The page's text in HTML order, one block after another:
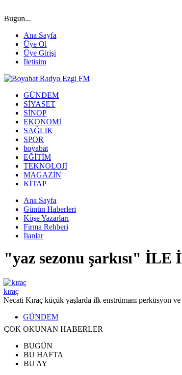
Bugun...
Ana Sayfa
Üye Ol
Üye Girişi
İletisim
GÜNDEM
SİYASET
SİNOP
EKONOMİ
SAĞLIK
SPOR
boyabat
EĞİTİM
TEKNOLOJİ
MAGAZİN
KİTAP
Ana Sayfa
Günün Haberleri
Köşe Yazarları
Firma Rehberi
İlanlar
"yaz sezonu şarkısı"
kıraç
Necati Kıraç küçük yaşlarda ilk enstrümanı perküsyon
GÜNDEM
ÇOK OKUNAN HABERLER
BUGÜN
BU HAFTA
BU AY